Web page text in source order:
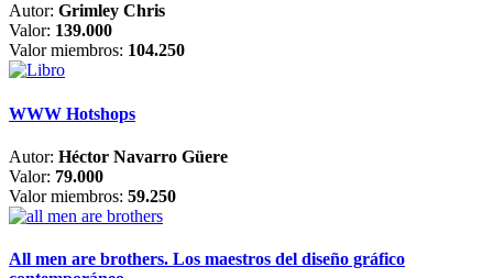
Autor: Grimley Chris
Valor: 139.000
Valor miembros: 104.250
WWW Hotshops
Autor: Héctor Navarro Güere
Valor: 79.000
Valor miembros: 59.250
All men are brothers. Los maestros del diseño gráfico